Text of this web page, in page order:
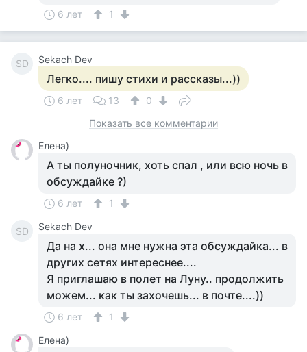
6 лет 1
SD Sekach Dev
Легко.... пишу стихи и рассказы...))
6 лет 13
0
Показать все комментарии
Елена)
А ты полуночник, хоть спал , или всю ночь в
обсуждайке ?)
6 лет 1
SD Sekach Dev
Да на х... она мне нужна эта обсуждайка... в
других сетях интереснее....
Я приглашаю в полет на Луну.. продолжить
можем... как ты захочешь... в почте....))
6 лет
1
Елена)